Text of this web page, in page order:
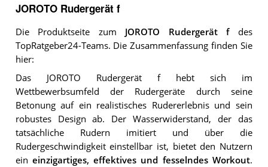
JOROTO Rudergerät f
Die Produktseite zum JOROTO Rudergerät fdes
TopRatgeber24-Teams. Die Zusammenfassung finden Sie
hier:
Das JOROTO Rudergerät f hebt sich im
Wettbewerbsumfeld der Rudergeräte durch seine
Betonung auf ein realistisches Rudererlebnis und sein
robustes Design ab. Der Wasserwiderstand, der das
tatsächliche Rudern imitiert und über die
Rudergeschwindigkeit einstellbar ist, bietet den Nutzern
ein einzigartiges, effektives und fesselndes Workout.